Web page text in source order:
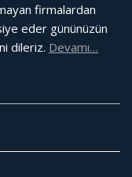
firmalardan
eder gününüzün
dileriz. Devamı…